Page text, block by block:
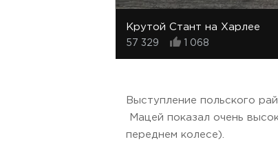
Крутой Стант на Харлее
57 329 1 068
Выступление польского
Мацей показал очень
переднем колесе).